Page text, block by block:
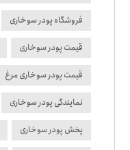
فروشگاه پودر سوخاری
قیمت پودر سوخاری
قیمت پودر سوخاری مرغ
نمایندگی پودر سوخاری
پخش پودر سوخاری